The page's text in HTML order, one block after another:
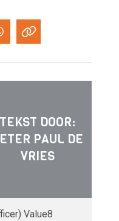
TEKST DOOR:
PAUL DE
VRIES
Value8